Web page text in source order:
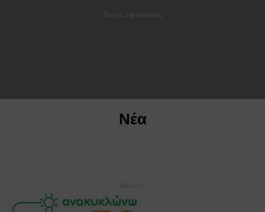
Τα νέα της εταιρίας
Νέα